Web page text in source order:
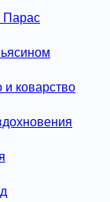
Парас
и коварство